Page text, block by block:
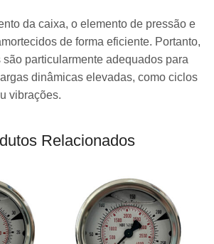
da caixa, o elemento de pressão e
de forma eficiente. Portanto,
são particularmente adequados para
dinâmicas elevadas, como ciclos
vibrações.
Relacionados